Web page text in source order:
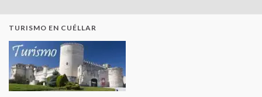
TURISMO EN CUÉLLAR